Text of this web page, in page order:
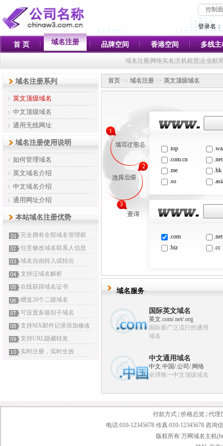
控制
登录名：
首 页 域名注册 品牌空间 香港空间 多线主
域名注册|网络实名|主机租赁|企业邮
域名注册系列
英文顶级域名
中文顶级域名
通用无线网址
域名注册使用说明
如何管理域名
英文域名介绍
中文域名介绍
通用网址介绍
本站域名注册优势
完全拥有全部域名管理权
任意修改域名联系人信息
域名自由转入或转出
支持泛域名解析
在线获得域名证书
赠送20个二级域名
可设置多级别子域名
支持MX邮件记录添加修改
支持URL隐藏转发
实时注册，实时生效
首页 >> 域名注册 >> 英文顶级域名
.top
.com.cn
.me
.hk
.so
.js.cn
.hn.cn
.xz.cn
.com
.net
.biz
.cc
域名服务
国际英文域名
英文.com/.net/.org
国际最广泛流行的通用
域名
中文通用域名
中文.中国/.公司/.网络
全球唯一中文顶级域名
付款方式 价格总览 代理
电话:010-12345678 传真:010-12345678 咨询
版权所有:万网域名主机